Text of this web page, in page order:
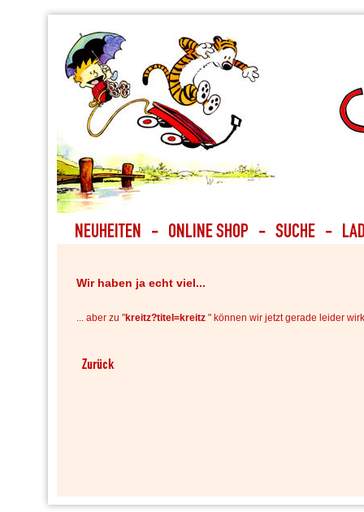
Wir haben ja echt viel...
... aber zu "kreitz?titel=kreitz " können wir jetzt gerade leider